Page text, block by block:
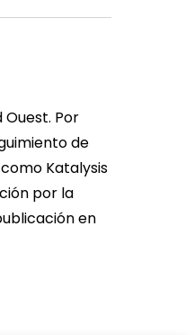
Ouest. Por
de
Katalysis
por la
en